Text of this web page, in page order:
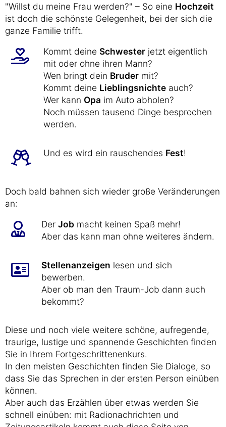
"Willst du meine Frau werden?" – So eine Hochzeit
ist doch die schönste Gelegenheit, bei der sich die
ganze Familie trifft.
Kommt deine Schwester jetzt eigentlich
mit oder ohne ihren Mann?
Wen bringt dein Bruder mit?
Kommt deine Lieblingsnichte auch?
Wer kann Opa im Auto abholen?
Noch müssen tausend Dinge besprochen
werden.
Und es wird ein rauschendes Fest!
Doch bald bahnen sich wieder große Veränderungen
an:
Der Job macht keinen Spaß mehr!
Aber das kann man ohne weiteres ändern.
Stellenanzeigen lesen und sich
bewerben.
Aber ob man den Traum-Job dann auch
bekommt?
Diese und noch viele weitere schöne, aufregende,
traurige, lustige und spannende Geschichten finden
Sie in Ihrem Fortgeschrittenenkurs.
In den meisten Geschichten finden Sie Dialoge, so
dass Sie das Sprechen in der ersten Person einüben
können.
Aber auch das Erzählen über etwas werden Sie
schnell einüben: mit Radionachrichten und